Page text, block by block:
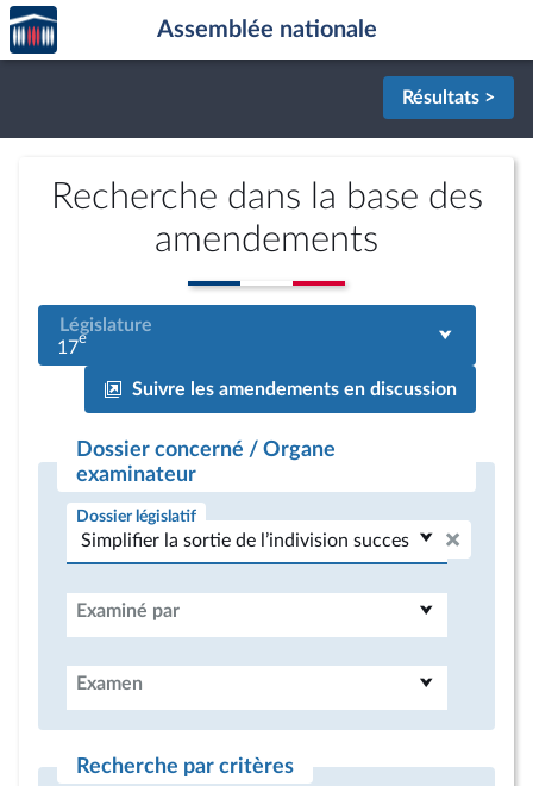
Aller au contenu
Aller en bas de la page
Accèder
à la
page
Assemblée nationale
Résultats >
Recherche dans la base des
amendements
Législature
17e
Suivre les amendements en discussion
Dossier concerné / Organe
examinateur
Dossier législatif
Examiné par
Examen
Recherche par critères